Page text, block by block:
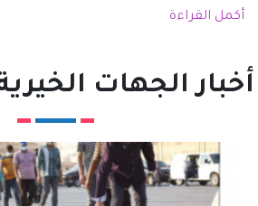
أكمل القراءة
أخبار الجهات